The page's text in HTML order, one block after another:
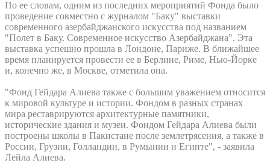
По ее словам, одним из последних мероприятий Фонда было
проведение совместно с журналом "Баку" выставки
современного азербайджанского искусства под названием
"Полет в Баку. Современное искусство Азербайджана". Эта
выставка успешно прошла в Лондоне, Париже. В ближайшее
время планируется провести ее в Берлине, Риме, Нью-Йорке
и, конечно же, в Москве, отметила она.
"Фонд Гейдара Алиева также с большим уважением относится
к мировой культуре и истории. Фондом в разных странах
мира реставрируются архитектурные памятники,
исторические здания и музеи. Фондом Гейдара Алиева были
построены школы в Пакистане после землетрясения, а также в
России, Грузии, Голландии, в Румынии и Египте", - заявила
Лейла Алиева.